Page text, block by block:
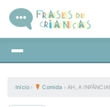
Início › Comida ›AH, A INFÂNCIA!